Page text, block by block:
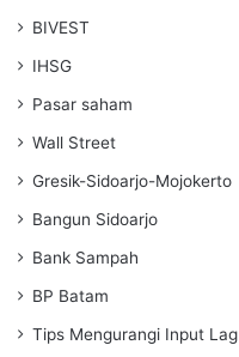
BIVEST
IHSG
Pasar saham
Wall Street
Gresik-Sidoarjo-Mojokerto
Bangun Sidoarjo
Bank Sampah
BP Batam
Tips Mengurangi Input Lag